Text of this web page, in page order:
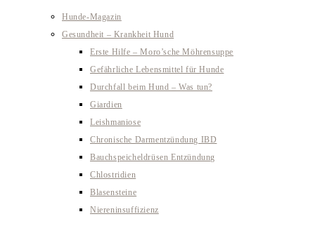
Hunde-Magazin
Gesundheit – Krankheit Hund
Erste Hilfe – Moro’sche Möhrensuppe
Gefährliche Lebensmittel für Hunde
Durchfall beim Hund – Was tun?
Giardien
Leishmaniose
Chronische Darmentzündung IBD
Bauchspeicheldrüsen Entzündung
Chlostridien
Blasensteine
Niereninsuffizienz